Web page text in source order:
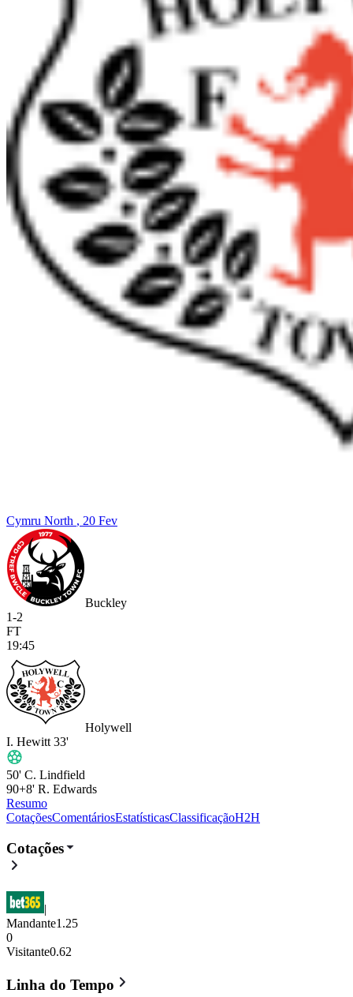
Cymru North , 20 Fev
Buckley
1-2
FT
19:45
Holywell
I. Hewitt 33'
50' C. Lindfield
90+8' R. Edwards
Resumo
CotaçõesComentáriosEstatísticasClassificaçãoH2H
Buckley
Cotações
|
Mandante1.25
0
Visitante0.62
Linha do Tempo